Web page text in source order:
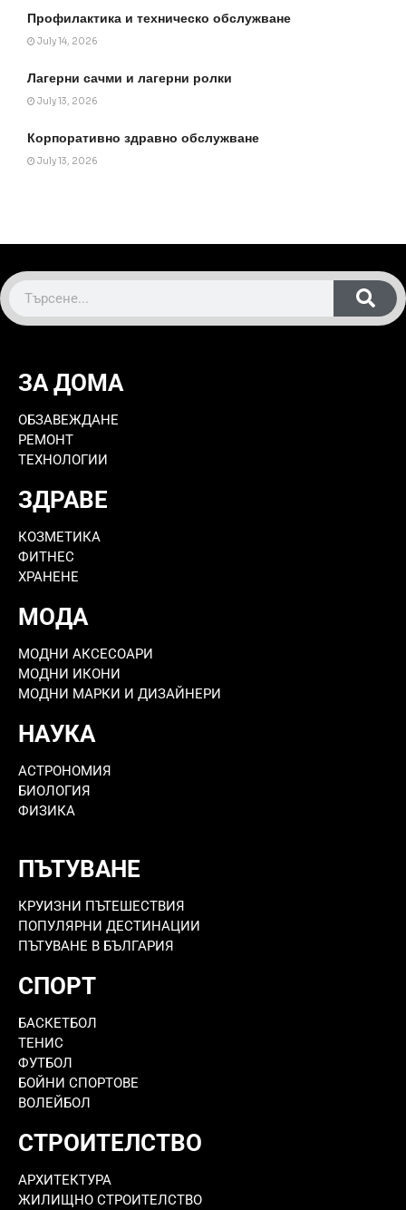
Профилактика и техническо обслужване
July 14, 2026
Лагерни сачми и лагерни ролки
July 13, 2026
Корпоративно здравно обслужване
July 13, 2026
ЗА ДОМА
ОБЗАВЕЖДАНЕ
РЕМОНТ
ТЕХНОЛОГИИ
ЗДРАВЕ
КОЗМЕТИКА
ФИТНЕС
ХРАНЕНЕ
МОДА
МОДНИ АКСЕСОАРИ
МОДНИ ИКОНИ
МОДНИ МАРКИ И ДИЗАЙНЕРИ
НАУКА
АСТРОНОМИЯ
БИОЛОГИЯ
ФИЗИКА
ПЪТУВАНЕ
КРУИЗНИ ПЪТЕШЕСТВИЯ
ПОПУЛЯРНИ ДЕСТИНАЦИИ
ПЪТУВАНЕ В БЪЛГАРИЯ
СПОРТ
БАСКЕТБОЛ
ТЕНИС
ФУТБОЛ
БОЙНИ СПОРТОВЕ
ВОЛЕЙБОЛ
СТРОИТЕЛСТВО
АРХИТЕКТУРА
ЖИЛИЩНО СТРОИТЕЛСТВО